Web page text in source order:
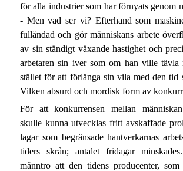
för alla industrier som har förnyats genom
- Men vad ser vi? Efterhand som
fulländad och gör människans arbete
av sin ständigt växande hastighet och
arbetaren sin iver som om han ville tävla
stället för att förlänga sin vila med den tid
Vilken absurd och mordisk form av
För att konkurrensen mellan
skulle kunna utvecklas fritt avskaffade
lagar som begränsade hantverkarnas
tiders skrån; antalet fridagar
månntro att den tidens producenter, som